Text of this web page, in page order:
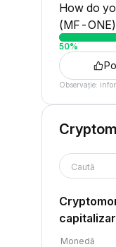
How do
(MF-
50%
Observație:
Caută
Monedă